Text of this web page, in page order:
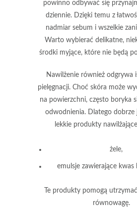
powinno odbywać się
dziennie. Dzięki temu z
nadmiar sebum i wszelkie
Warto wybierać delikatne,
środki myjące, które nie będą
Nawilżenierównież odgrywa
pielęgnacji. Choć skóra może
na powierzchni, często boryka
odwodnienia. Dlatego dobrze
lekkie produkty
żele,
emulsje zawierające
Te produktypomogą
równowagę.